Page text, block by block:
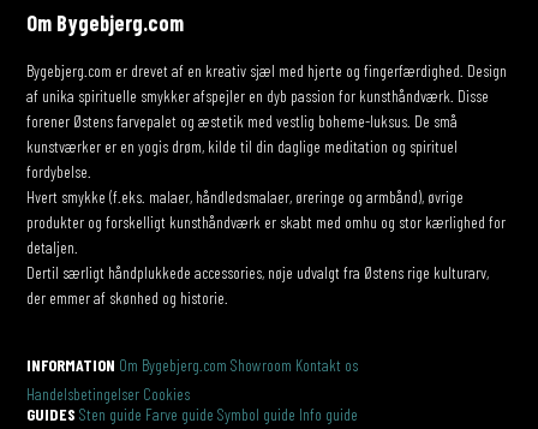
Om Bygebjerg.com
Bygebjerg.com er drevet af en kreativ sjæl med hjerte og fingerfærdighed. Design
af unika spirituelle smykker afspejler en dyb passion for kunsthåndværk. Disse
forener Østens farvepalet og æstetik med vestlig boheme-luksus. De små
kunstværker er en yogis drøm, kilde til din daglige meditation og spirituel
fordybelse.
Hvert smykke (f.eks. malaer, håndledsmalaer, øreringe og armbånd), øvrige
produkter og forskelligt kunsthåndværk er skabt med omhu og stor kærlighed for
detaljen.
Dertil særligt håndplukkede accessories, nøje udvalgt fra Østens rige kulturarv,
der emmer af skønhed og historie.
INFORMATION Om Bygebjerg.com Showroom Kontakt os
Handelsbetingelser Cookies
GUIDES Sten guide Farve guide Symbol guide Info guide